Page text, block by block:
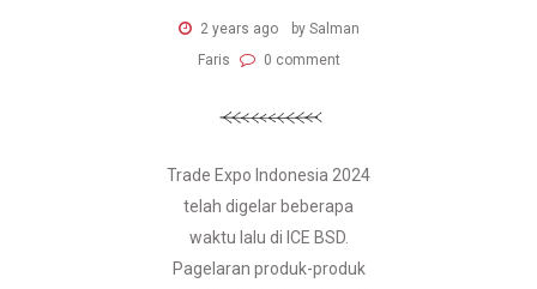
2 years ago
by Salman
Faris
0 comment
Trade Expo Indonesia 2024
telah digelar beberapa
waktu lalu di ICE BSD.
Pagelaran produk-produk